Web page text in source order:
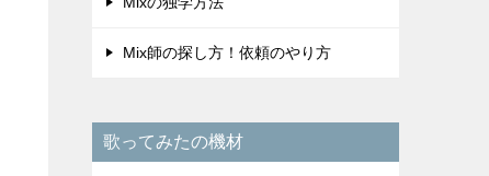
Mix師の探し方！依頼のやり方
歌ってみたの機材